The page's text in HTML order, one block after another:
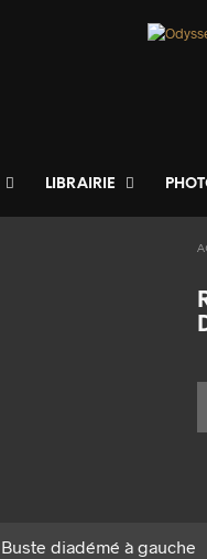
LIBRAIRIE
Buste diadémé à gauche